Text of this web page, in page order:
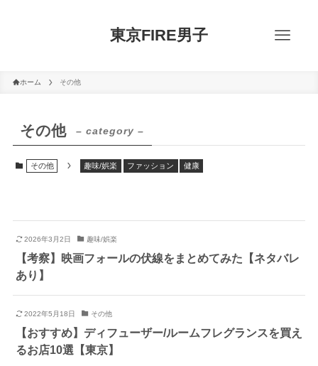
東京FIRE男子
ホーム その他
その他 – category –
その他 趣味/娯楽 ファッション 健康
2026年3月2日 趣味/娯楽
【考察】映画フォールの伏線をまとめてみた【ネタバレ
あり】
2022年5月18日 その他
【おすすめ】ディフューザー/ルームフレグランスを買え
るお店10選【東京】